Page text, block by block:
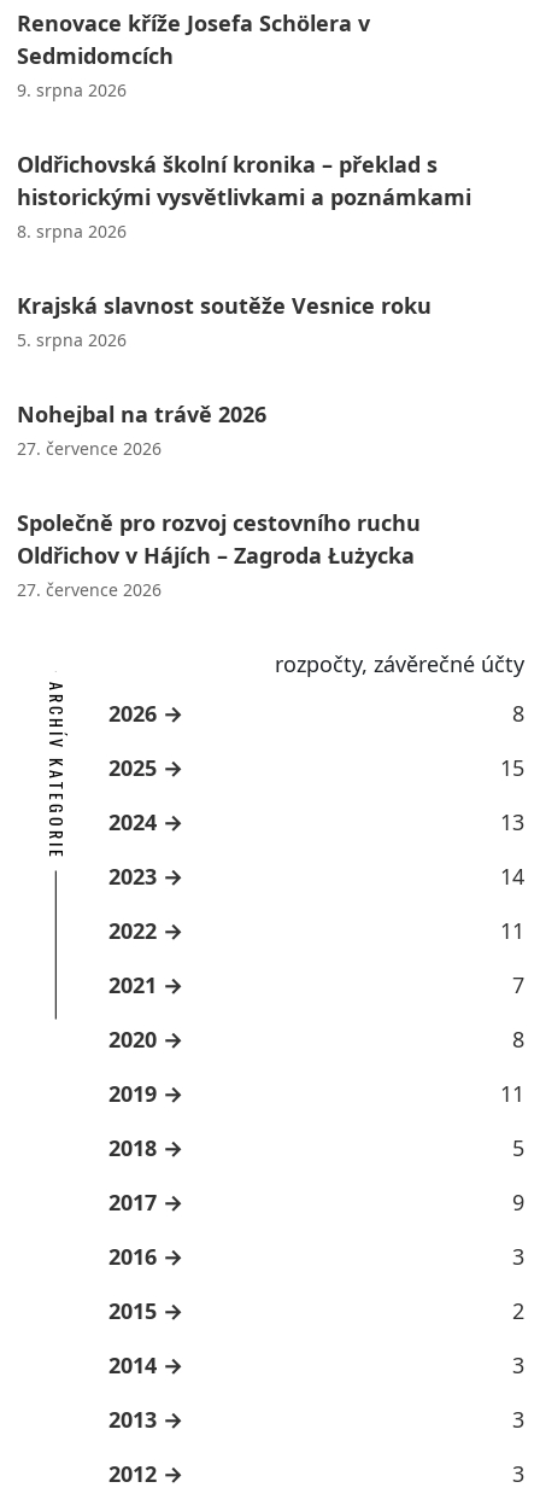
Renovace kříže Josefa Schölera v
Sedmidomcích
9. srpna 2026
Oldřichovská školní kronika – překlad s
historickými vysvětlivkami a poznámkami
8. srpna 2026
Krajská slavnost soutěže Vesnice roku
5. srpna 2026
Nohejbal na trávě 2026
27. července 2026
Společně pro rozvoj cestovního ruchu
Oldřichov v Hájích – Zagroda Łużycka
27. července 2026
rozpočty, závěrečné účty
ARCHÍV KATEGORIE 2026
8
2025
15
2024
13
2023
14
2022
11
2021
7
2020
8
2019
11
2018
5
2017
9
2016
3
2015
2
2014
3
2013
3
2012
3